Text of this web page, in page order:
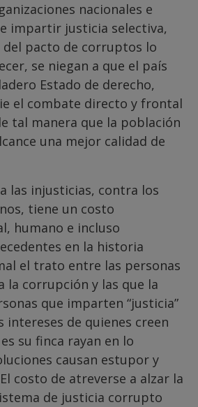
nacionales e
impartir justicia selectiva,
del pacto de corruptos lo
se niegan a que el país
Estado de derecho,
el combate directo y frontal
tal manera que la población
una mejor calidad de
las injusticias, contra los
tiene un costo
humano e incluso
en la historia
el trato entre las personas
la corrupción y las que la
que imparten “justicia”
intereses de quienes creen
su finca rayan en lo
causan estupor y
costo de atreverse a alzar la
de justicia corrupto